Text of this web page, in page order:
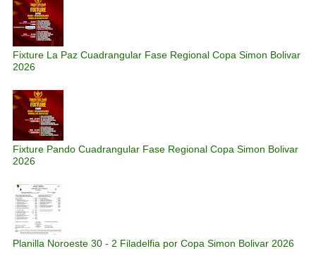
Fixture La Paz Cuadrangular Fase Regional Copa Simon Bolivar
2026
Fixture Pando Cuadrangular Fase Regional Copa Simon Bolivar
2026
Planilla Noroeste 30 - 2 Filadelfia por Copa Simon Bolivar 2026